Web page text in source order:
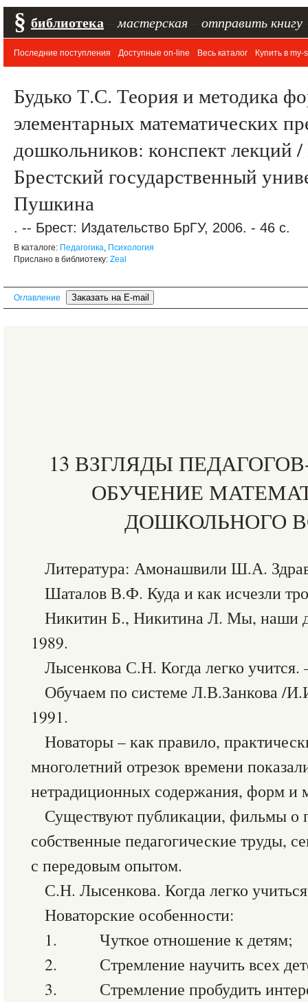
§ библиотека мастерская отправить книгу
Последние поступления Доступные on-line Весь каталог Купить в my-
Будько Т.С. Теория и методика
элементарных математических
дошкольников: конспект лекций
Брестский государственный
Пушкина
. -- Брест: Издательство БрГУ, 2006. - 46 с.
В каталоге: Педагогика, Психология
Прислано в библиотеку: Zeal
Оглавление
13 ВЗГЛЯДЫ
ОБУЧЕНИЕ
ДОШКОЛЬНОГО
Литература: Амонашвили Ш.А.
Шаталов В.Ф. Куда и как исчезли
Никитин Б., Никитина Л. Мы, наши
1989.
Лысенкова С.Н. Когда легко
Обучаем по системе Л.В.Занкова /
1991.
Новаторы – как правило,
многолетний отрезок времени
нетрадиционных содержания, форм и
Существуют публикации, фильмы о
собственные педагогические труды,
с передовым опытом.
С.Н. Лысенкова. Когда легко
Новаторские особенности:
1. Чуткое отношение к детям;
2. Стремление научить всех
3. Стремление пробудить